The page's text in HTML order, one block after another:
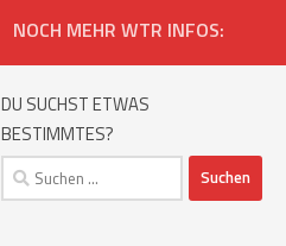
NOCH MEHR WTR INFOS:
DU SUCHST ETWAS
BESTIMMTES?
Suchen
nach: